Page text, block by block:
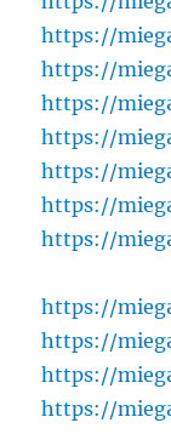
https://
https://
https://
https://
https://
https://
https://
https://
https://
https://
https://